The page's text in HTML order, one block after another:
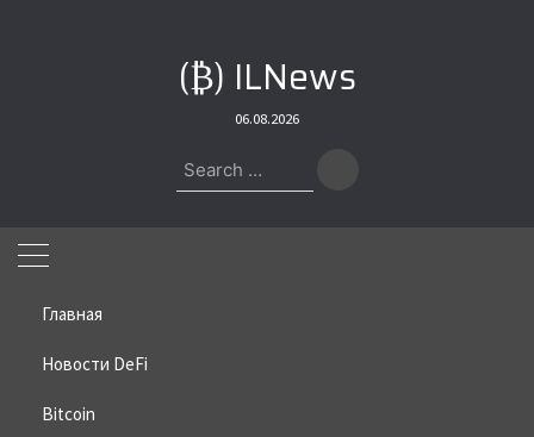
(₿) ILNews
06.08.2026
Search
for:
Главная
Новости DeFi
Bitcoin
Home»Bitcoin